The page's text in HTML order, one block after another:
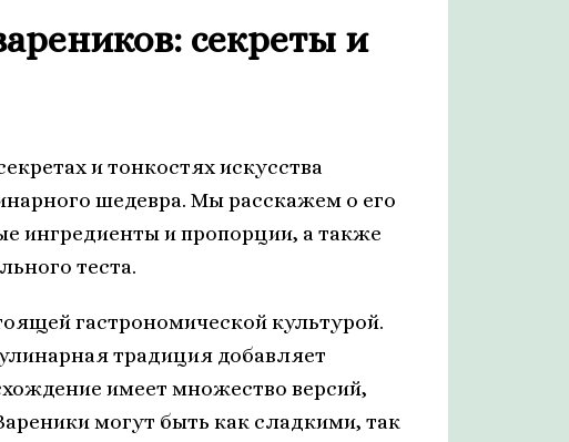
секреты и
и тонкостях искусства
шедевра. Мы расскажем о его
ингредиенты и пропорции, а также
теста.
гастрономической культурой.
традиция добавляет
имеет множество версий,
могут быть как сладкими, так